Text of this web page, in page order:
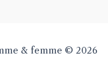
& femme © 2026